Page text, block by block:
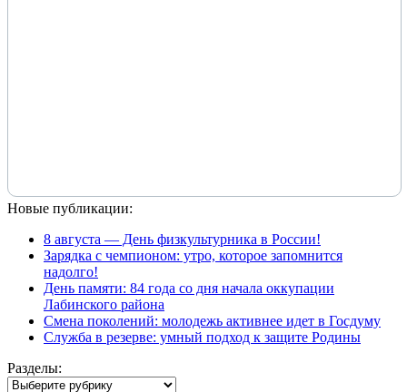
Новые публикации:
8 августа — День физкультурника в России!
Зарядка с чемпионом: утро, которое запомнится
надолго!
День памяти: 84 года со дня начала оккупации
Лабинского района
Смена поколений: молодежь активнее идет в Госдуму
Служба в резерве: умный подход к защите Родины
Разделы:
Разделы: